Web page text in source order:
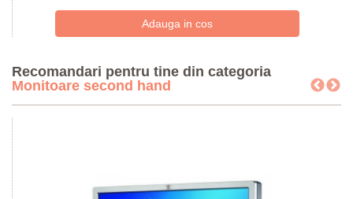
Recomandari pentru tine din categoria
Monitoare second hand